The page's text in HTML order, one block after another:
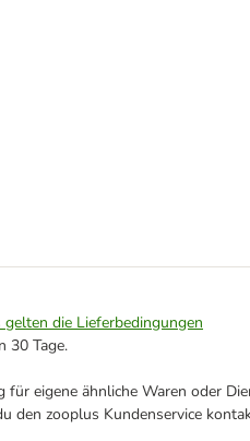
gelten die Lieferbedingungen
30 Tage.
eigene ähnliche Waren oder
den zooplus Kundenservice